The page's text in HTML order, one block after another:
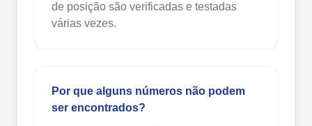
de posição são verificadas e testadas
várias vezes.
Por que alguns números não podem
ser encontrados?